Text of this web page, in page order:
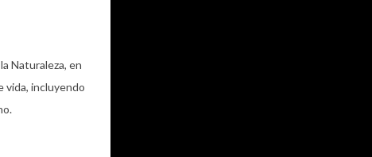
Naturaleza, en
vida, incluyendo